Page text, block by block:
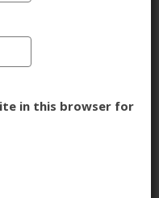
in this browser for